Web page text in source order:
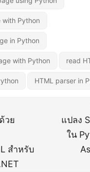
with Python
in Python
with Python read
HTML parser in
วย
สำหรับ
แปลง
ใน